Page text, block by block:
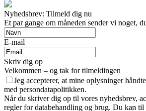
Nyhedsbrev: Tilmeld dig nu
Et par gange om måneden sender vi noget,
E-mail
Skriv dig op
Velkommen – og tak for tilmeldingen
Jeg accepterer, at mine oplysninger
med persondatapolitikken.
Når du skriver dig op til vores nyhedsbrev,
regler for databehandling og brug. Du kan